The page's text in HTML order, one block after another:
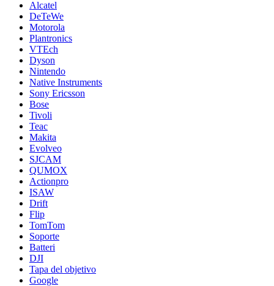
Alcatel
DeTeWe
Motorola
Plantronics
VTEch
Dyson
Nintendo
Native Instruments
Sony Ericsson
Bose
Tivoli
Teac
Makita
Evolveo
SJCAM
QUMOX
Actionpro
ISAW
Drift
Flip
TomTom
Soporte
Batteri
DJI
Tapa del objetivo
Google